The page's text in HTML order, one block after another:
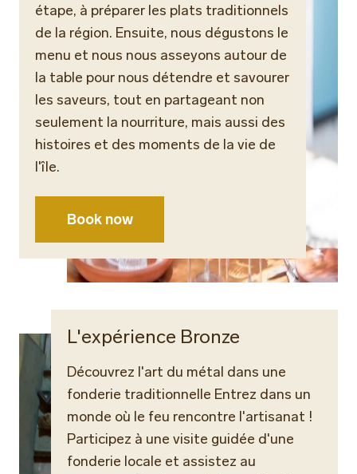
étape, à préparer les plats traditionnels
de la région. Ensuite, nous dégustons le
menu et nous nous asseyons autour de
la table pour nous détendre et savourer
les saveurs, tout en partageant non
seulement la nourriture, mais aussi des
histoires et des moments de la vie de
l'île.
Book now
L'expérience Bronze
Découvrez l'art du métal dans une
fonderie traditionnelle Entrez dans un
monde où le feu rencontre l'artisanat !
Participez à une visite guidée d'une
fonderie locale et assistez au